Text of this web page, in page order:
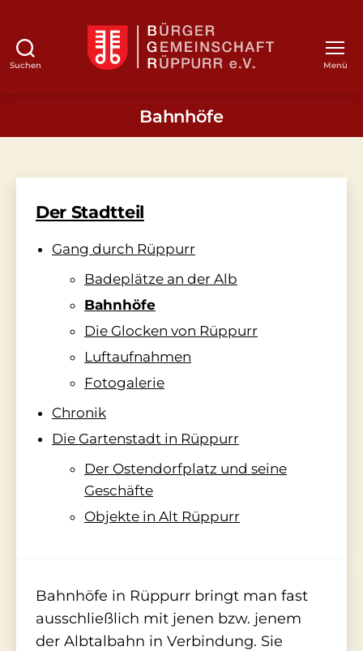
Suchen Menü
Bahnhöfe
Der Stadtteil
Gang durch Rüppurr
Badeplätze an der Alb
Bahnhöfe
Die Glocken von Rüppurr
Luftaufnahmen
Fotogalerie
Chronik
Die Gartenstadt in Rüppurr
Der Ostendorfplatz und seine
Geschäfte
Objekte in Alt Rüppurr
Bahnhöfe in Rüppurr bringt man fast
ausschließlich mit jenen bzw. jenem
der Albtalbahn in Verbindung. Sie